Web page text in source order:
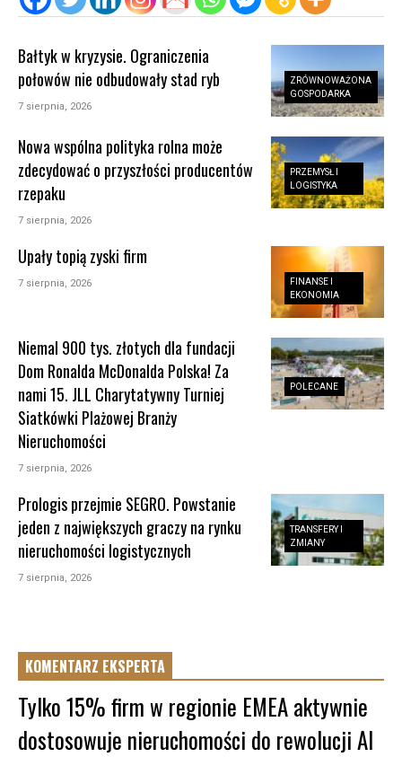
ZRÓWNOWAŻONA
GOSPODARKA
Bałtyk w kryzysie. Ograniczenia
połowów nie odbudowały stad ryb
7 sierpnia, 2026
PRZEMYSŁ I
LOGISTYKA
Nowa wspólna polityka rolna może
zdecydować o przyszłości producentów
rzepaku
7 sierpnia, 2026
FINANSE I
EKONOMIA
Upały topią zyski firm
7 sierpnia, 2026
POLECANE
Niemal 900 tys. złotych dla fundacji
Dom Ronalda McDonalda Polska! Za
nami 15. JLL Charytatywny Turniej
Siatkówki Plażowej Branży
Nieruchomości
7 sierpnia, 2026
TRANSFERY I
ZMIANY
Prologis przejmie SEGRO. Powstanie
jeden z największych graczy na rynku
nieruchomości logistycznych
7 sierpnia, 2026
KOMENTARZ EKSPERTA
Tylko 15% firm w regionie EMEA aktywnie
dostosowuje nieruchomości do rewolucji AI